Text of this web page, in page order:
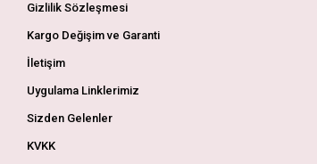
Gizlilik Sözleşmesi
Kargo Değişim ve Garanti
İletişim
Uygulama Linklerimiz
Sizden Gelenler
KVKK